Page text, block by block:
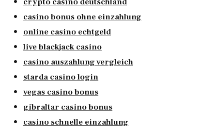
casino bonus ohne einzahlung
online casino echtgeld
live blackjack casino
casino auszahlung vergleich
starda casino login
vegas casino bonus
gibraltar casino bonus
casino schnelle einzahlung